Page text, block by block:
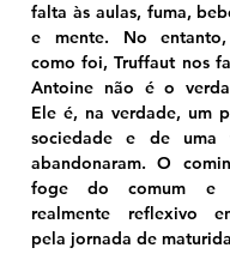
falta às aulas, fuma,
e mente. No
como foi, Truffaut nos
Antoine não é o
Ele é, na verdade, um
sociedade e de
abandonaram. O
foge do comum e
realmente reflexivo
pela jornada de